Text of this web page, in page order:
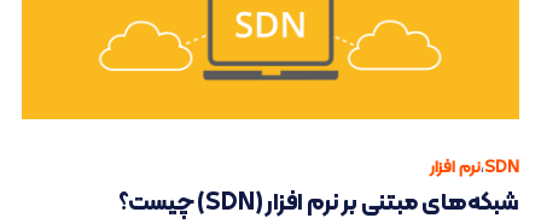
SDN،نرم افزار
شبکه‌های مبتنی بر نرم افزار (SDN) چیست؟